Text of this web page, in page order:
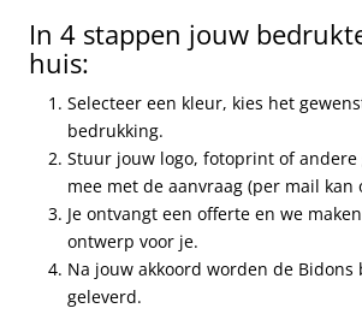
In 4 stappen jouw
huis:
Selecteer een kleur, kies het
bedrukking.
Stuur jouw logo, fotoprint of
mee met de aanvraag (per mail kan
Je ontvangt een offerte en we
ontwerp voor je.
Na jouw akkoord worden de
geleverd.